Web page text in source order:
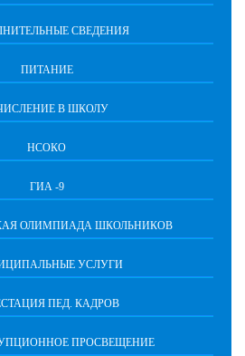
СВЕДЕНИЯ
ПИТАНИЕ
В ШКОЛУ
НСОКО
ГИА -9
ОЛИМПИАДА ШКОЛЬНИКОВ
УСЛУГИ
ПЕД. КАДРОВ
ПРОСВЕЩЕНИЕ